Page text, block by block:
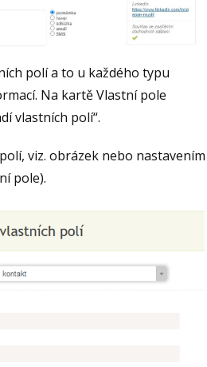
polí a to u každého typu
Na kartě Vlastní pole
vlastních polí“.
viz. obrázek nebo nastavením
pole).